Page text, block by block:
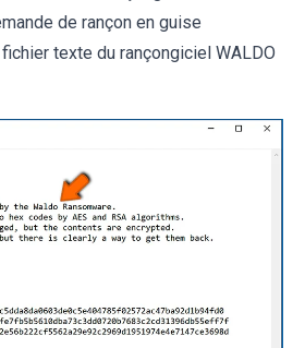
de rançon en guise
texte du rançongiciel WALDO